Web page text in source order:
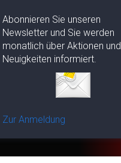
Abonnieren Sie unseren
Newsletter und Sie werden
monatlich über Aktionen und
Neuigkeiten informiert.
Zur Anmeldung